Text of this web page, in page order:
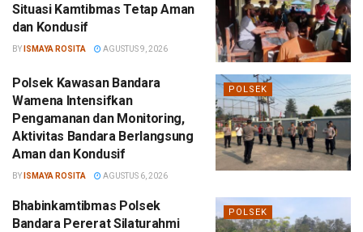
Situasi Kamtibmas Tetap Aman
dan Kondusif
BY ISMAYA ROSITA AGUSTUS 9, 2026
POLSEK
Polsek Kawasan Bandara
Wamena Intensifkan
Pengamanan dan Monitoring,
Aktivitas Bandara Berlangsung
Aman dan Kondusif
BY ISMAYA ROSITA AGUSTUS 6, 2026
POLSEK
Bhabinkamtibmas Polsek
Bandara Pererat Silaturahmi